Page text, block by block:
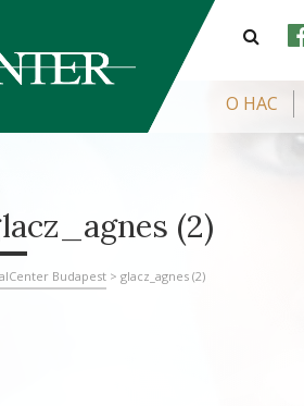
О НАС
(2)
Budapest > glacz_agnes (2)